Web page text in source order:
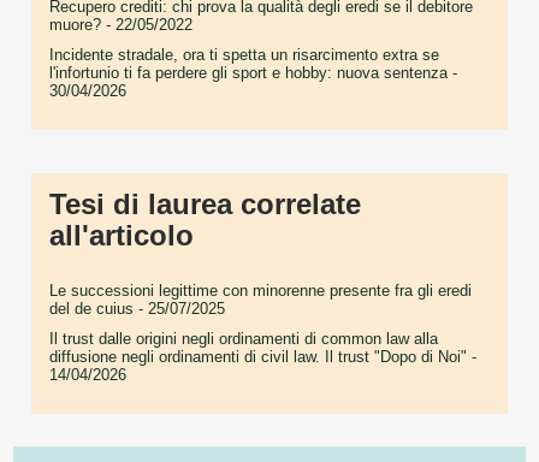
Recupero crediti: chi prova la qualità degli eredi se il debitore
muore? - 22/05/2022
Incidente stradale, ora ti spetta un risarcimento extra se
l'infortunio ti fa perdere gli sport e hobby: nuova sentenza-
30/04/2026
Tesi di laurea correlate
all'articolo
Le successioni legittime con minorenne presente fra gli eredi
del de cuius - 25/07/2025
Il trust dalle origini negli ordinamenti di common law alla
diffusione negli ordinamenti di civil law. Il trust "Dopo di Noi" -
14/04/2026